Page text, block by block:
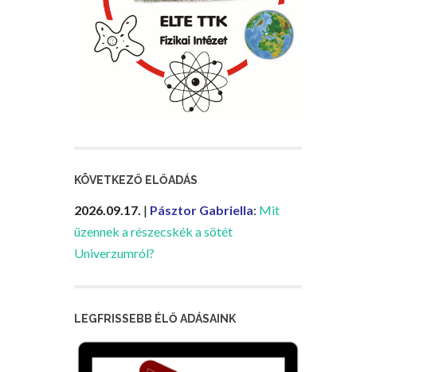
KÖVETKEZŐ ELŐADÁS
2026.09.17. | Pásztor Gabriella: Mit
üzennek a részecskék a sötét
Univerzumról?
LEGFRISSEBB ÉLŐ ADÁSAINK